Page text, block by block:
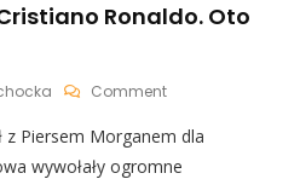
Ronaldo. Oto
CommentOn
Słowa
Cristiano
z Piersem Morganem dla
wywołały ogromne